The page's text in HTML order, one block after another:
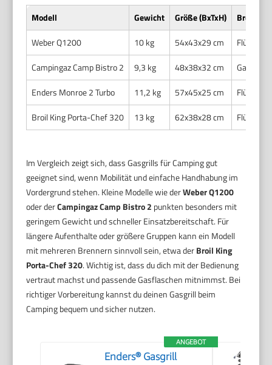
Modell Gewicht Größe (BxTxH)
Weber Q1200
10 kg 54x43x29 cm
Campingaz Camp Bistro 2
9,3 kg 48x38x32 cm
Enders Monroe 2 Turbo
11,2 kg 57x45x25 cm
Broil King Porta-Chef 320
13 kg 62x38x28 cm
Im Vergleich zeigt sich, dass Gasgrills für Camping gut
geeignet sind, wenn Mobilität und einfache Handhabung im
Vordergrund stehen. Kleine Modelle wie derWeber Q1200
oder derCampingaz Camp Bistro 2 punkten besonders mit
geringem Gewicht und schneller Einsatzbereitschaft. Für
längere Aufenthalte oder größere Gruppen kann ein Modell
mit mehreren Brennern sinnvoll sein, etwa derBroil King
Porta-Chef 320. Wichtig ist, dass du dich mit der Bedienung
vertraut machst und passende Gasflaschen mitnimmst. Bei
richtiger Vorbereitung kannst du deinen Gasgrill beim
Camping bequem und sicher nutzen.
ANGEBOT
Enders® Gasgrill